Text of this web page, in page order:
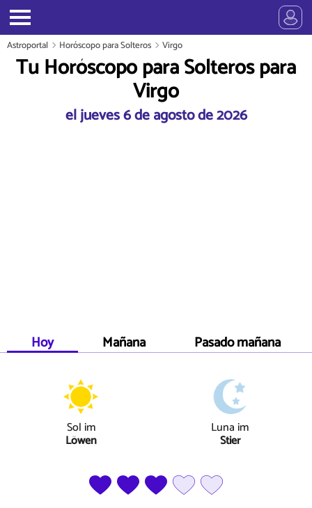
Astroportal Horóscopo para Solteros Virgo
Tu Horóscopo para Solteros para
Virgo
el jueves 6 de agosto de 2026
Hoy Mañana Pasado mañana
Solim
Löwen
Lunaim
Stier